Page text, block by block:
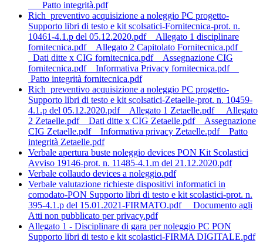
Patto integrità.pdf
Rich_preventivo acquisizione a noleggio PC progetto-
Supporto libri di testo e kit scolsatici-Fornitecnica-prot. n.
10461-4.1.p del 05.12.2020.pdf Allegato 1 disciplinare
fornitecnica.pdf Allegato 2 Capitolato Fornitecnica.pdf
Dati ditte x CIG fornitecnica.pdf Assegnazione CIG
fornitecnica.pdf Informativa Privacy fornitecnica.pdf
Patto integrità fornitecnica.pdf
Rich_preventivo acquisizione a noleggio PC progetto-
Supporto libri di testo e kit scolsatici-Zetaelle-prot. n. 10459-
4.1.p del 05.12.2020.pdf Allegato 1 Zetaelle.pdf Allegato
2 Zetaelle.pdf Dati ditte x CIG Zetaelle.pdf Assegnazione
CIG Zetaelle.pdf Informativa privacy Zetaelle.pdf Patto
integrità Zetaelle.pdf
Verbale apertura buste noleggio devices PON Kit Scolastici
Avviso 19146-prot. n. 11485-4.1.m del 21.12.2020.pdf
Verbale collaudo devices a noleggio.pdf
Verbale valutazione richieste dispositivi informatici in
comodato-PON Supporto libri di testo e kit scolastici-prot. n.
395-4.1.p del 15.01.2021-FIRMATO.pdf Documento agli
Atti non pubblicato per privacy.pdf
Allegato 1 - Disciplinare di gara per noleggio PC PON
Supporto libri di testo e kit scolastici-FIRMA DIGITALE.pdf